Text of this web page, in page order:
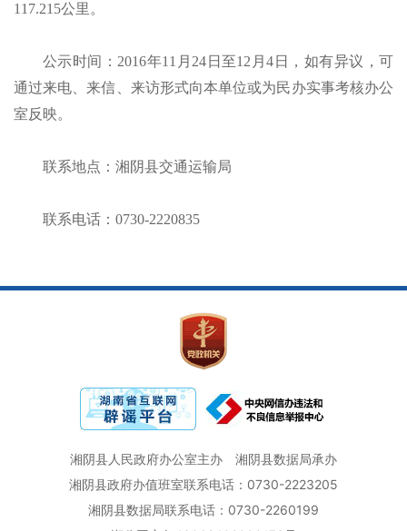
117.215公里。
公示时间： 2016年11月24日至12月4日，如有异议，可
通过来电、来信、来访形式向本单位或为民办实事考核办公
室反映。
联系地点：湘阴县交通运输局
联系电话： 0730-2220835
湘阴县人民政府办公室主办
湘阴县数据局承办
湘阴县政府办值班室联系电话：0730-2223205
湘阴县数据局联系电话：0730-2260199